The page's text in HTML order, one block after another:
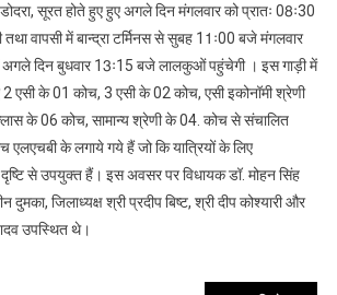
सूरत होते हुए हुए अगले दिन मंगलवार को प्रातः 08ः30
तथा वापसी में बान्द्रा टर्मिनस से सुबह 11ः00 बजे मंगलवार
दिन बुधवार 13ः15 बजे लालकुओं पहुंचेगी । इस गाड़ी में
2 एसी के 01 कोच, 3 एसी के 02 कोच, एसी इकोनॉमी श्रेणी
के 06 कोच, सामान्य श्रेणी के 04. कोच से संचालित
एलएचबी के लगाये गये हैं जो कि यात्रियों के लिए
से उपयुक्त हैं। इस अवसर पर विधायक डॉ. मोहन सिंह
दुमका, जिलाध्यक्ष श्री प्रदीप बिष्ट, श्री दीप कोश्यारी और
उपस्थित थे।